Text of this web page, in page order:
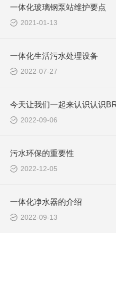
一体化玻璃钢泵站维护要点
2021-01-13
一体化生活污水处理设备
2022-07-27
2022-09-06
污水环保的重要性
2022-12-05
一体化净水器的介绍
2022-09-13